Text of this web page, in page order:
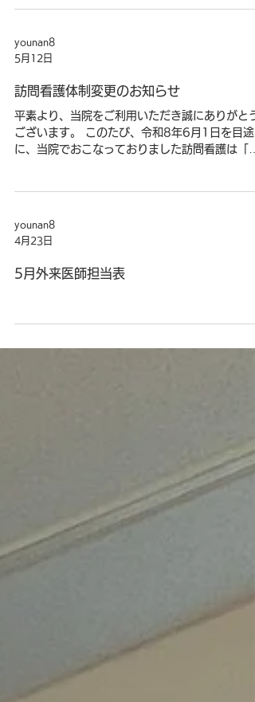
younan8
5月12日
訪問看護体制変更のお知らせ
平素より、当院をご利用いただき誠にありがとう
ございます。 このたび、令和8年6月1日を目途
に、当院でおこなっておりました訪問看護は「訪
フ、またサービスの質の変更はございません。
問看護を継続してまいりますので、 どうぞご安
ください。
younan8
4月23日
5月外来医師担当表